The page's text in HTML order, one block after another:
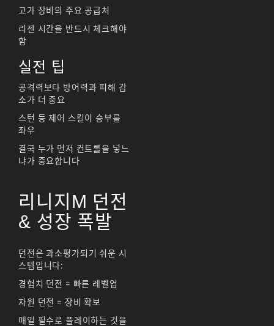
고가 장비의 주요 공급처
리젠 시간을 반드시 체크해야
함
실전 팁
공격력보다 방어력과 피해 감
소가 더 중요
스턴 등 제어 스킬이 승부를
좌우
결국 누가 먼저 컨트롤을 넣느
냐가 중요합니다
리니지M 던전
& 성장 폭발
던전은 과소평가되기 쉬운 시
스템입니다:
경험치 던전 = 빠른 레벨업
자원 던전 = 장비 확보
매일 필수로 플레이하는 것을